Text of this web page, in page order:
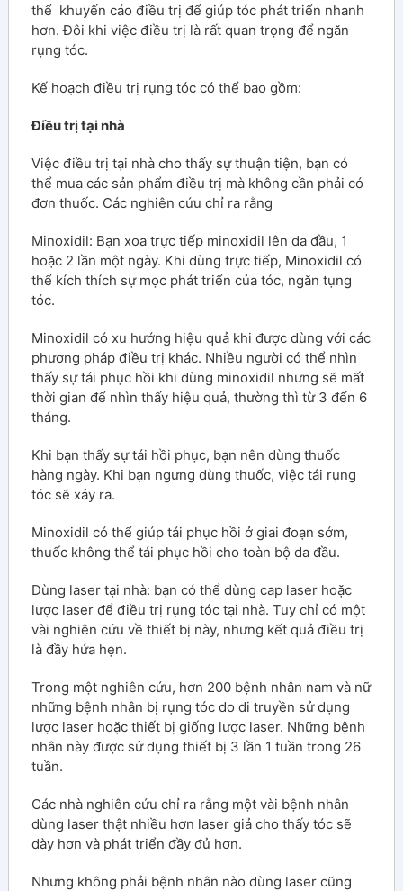
thể khuyến cáo điều trị để giúp tóc phát triển nhanh
hơn. Đôi khi việc điều trị là rất quan trọng để ngăn
rụng tóc.
Kế hoạch điều trị rụng tóc có thể bao gồm:
Điều trị tại nhà
Việc điều trị tại nhà cho thấy sự thuận tiện, bạn có
thể mua các sản phẩm điều trị mà không cần phải có
đơn thuốc. Các nghiên cứu chỉ ra rằng
Minoxidil: Bạn xoa trực tiếp minoxidil lên da đầu, 1
hoặc 2 lần một ngày. Khi dùng trực tiếp, Minoxidil có
thể kích thích sự mọc phát triển của tóc, ngăn tụng
tóc.
Minoxidil có xu hướng hiệu quả khi được dùng với các
phương pháp điều trị khác. Nhiều người có thể nhìn
thấy sự tái phục hồi khi dùng minoxidil nhưng sẽ mất
thời gian để nhìn thấy hiệu quả, thường thì từ 3 đến 6
tháng.
Khi bạn thấy sự tái hồi phục, bạn nên dùng thuốc
hàng ngày. Khi bạn ngưng dùng thuốc, việc tái rụng
tóc sẽ xảy ra.
Minoxidil có thể giúp tái phục hồi ở giai đoạn sớm,
thuốc không thể tái phục hồi cho toàn bộ da đầu.
Dùng laser tại nhà: bạn có thể dùng cap laser hoặc
lược laser để điều trị rụng tóc tại nhà. Tuy chỉ có một
vài nghiên cứu về thiết bị này, nhưng kết quả điều trị
là đầy hứa hẹn.
Trong một nghiên cứu, hơn 200 bệnh nhân nam và nữ
những bệnh nhân bị rụng tóc do di truyền sử dụng
lược laser hoặc thiết bị giống lược laser. Những bệnh
nhân này được sử dụng thiết bị 3 lần 1 tuần trong 26
tuần.
Các nhà nghiên cứu chỉ ra rằng một vài bệnh nhân
dùng laser thật nhiều hơn laser giả cho thấy tóc sẽ
dày hơn và phát triển đầy đủ hơn.
Nhưng không phải bệnh nhân nào dùng laser cũng